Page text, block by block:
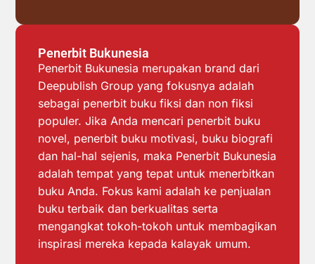
Penerbit Bukunesia
Penerbit Bukunesia merupakan brand dari
Deepublish Group yang fokusnya adalah
sebagai penerbit buku fiksi dan non fiksi
populer. Jika Anda mencari penerbit buku
novel, penerbit buku motivasi, buku biografi
dan hal-hal sejenis, maka Penerbit Bukunesia
adalah tempat yang tepat untuk menerbitkan
buku Anda. Fokus kami adalah ke penjualan
buku terbaik dan berkualitas serta
mengangkat tokoh-tokoh untuk membagikan
inspirasi mereka kepada kalayak umum.